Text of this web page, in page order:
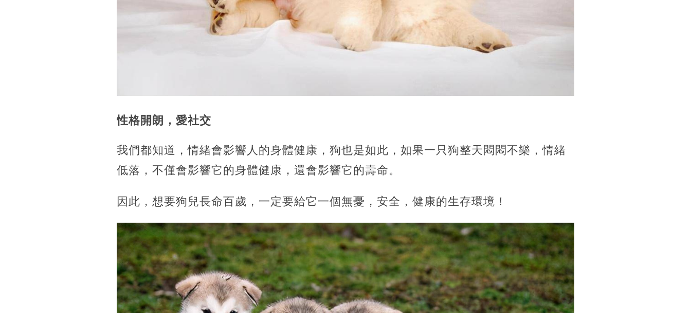
性格開朗，愛社交
我們都知道，情緒會影響人的身體健康，狗也是如此，如果一只狗整天悶悶不樂，情緒
低落，不僅會影響它的身體健康，還會影響它的壽命。
因此，想要狗兒長命百歲，一定要給它一個無憂，安全，健康的生存環境！